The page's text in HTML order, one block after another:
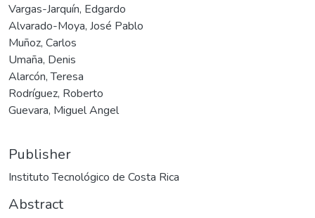
Vargas-Jarquín, Edgardo
Alvarado-Moya, José Pablo
Muñoz, Carlos
Umaña, Denis
Alarcón, Teresa
Rodríguez, Roberto
Guevara, Miguel Angel
Publisher
Instituto Tecnológico de Costa Rica
Abstract